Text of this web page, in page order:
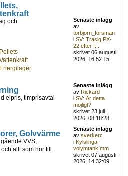
och
Pellets
Energilager
Senaste inlägg
av
torbjorn_forsman
iSV: Trasig PX-
22 efter f...
skrivet 06 augusti
2026, 16:52:15
elpris, timprisavtal
Senaste inlägg
avRickard
iSV: Är detta
möjligt?
skrivet 23 juli
2026, 08:18:28
Golvvärme
VVS,
allt som hör till.
Senaste inlägg
avsverkerc
iKylslinga
volymtank mm
skrivet 07 augusti
2026, 14:32:09